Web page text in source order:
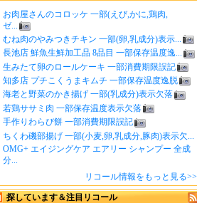
お肉屋さんのコロッケ 一部(えび,かに,鶏肉,
ゼ...
むね肉のやみつきチキン 一部(卵,乳成分)表示...
長池店 鮮魚生鮮加工品 8品目 一部保存温度逸...
生みたて卵のロールケーキ 一部消費期限誤記
知多店 プチこくうまキムチ 一部保存温度逸脱
海老と野菜のかき揚げ 一部(乳成分)表示欠落
若鶏ササミ肉 一部保存温度表示欠落
手作りわらび餅 一部消費期限誤記
ちくわ磯部揚げ 一部(小麦,卵,乳成分,豚肉)表示欠...
OMG+ エイジングケア エアリー シャンプー 全成
分...
リコール情報をもっと見る>>
探しています＆注目リコール